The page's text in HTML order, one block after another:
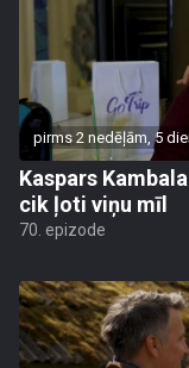
pirms 2 nedēļām, 5
Kaspars
cik ļoti viņu mīl
70. epizode